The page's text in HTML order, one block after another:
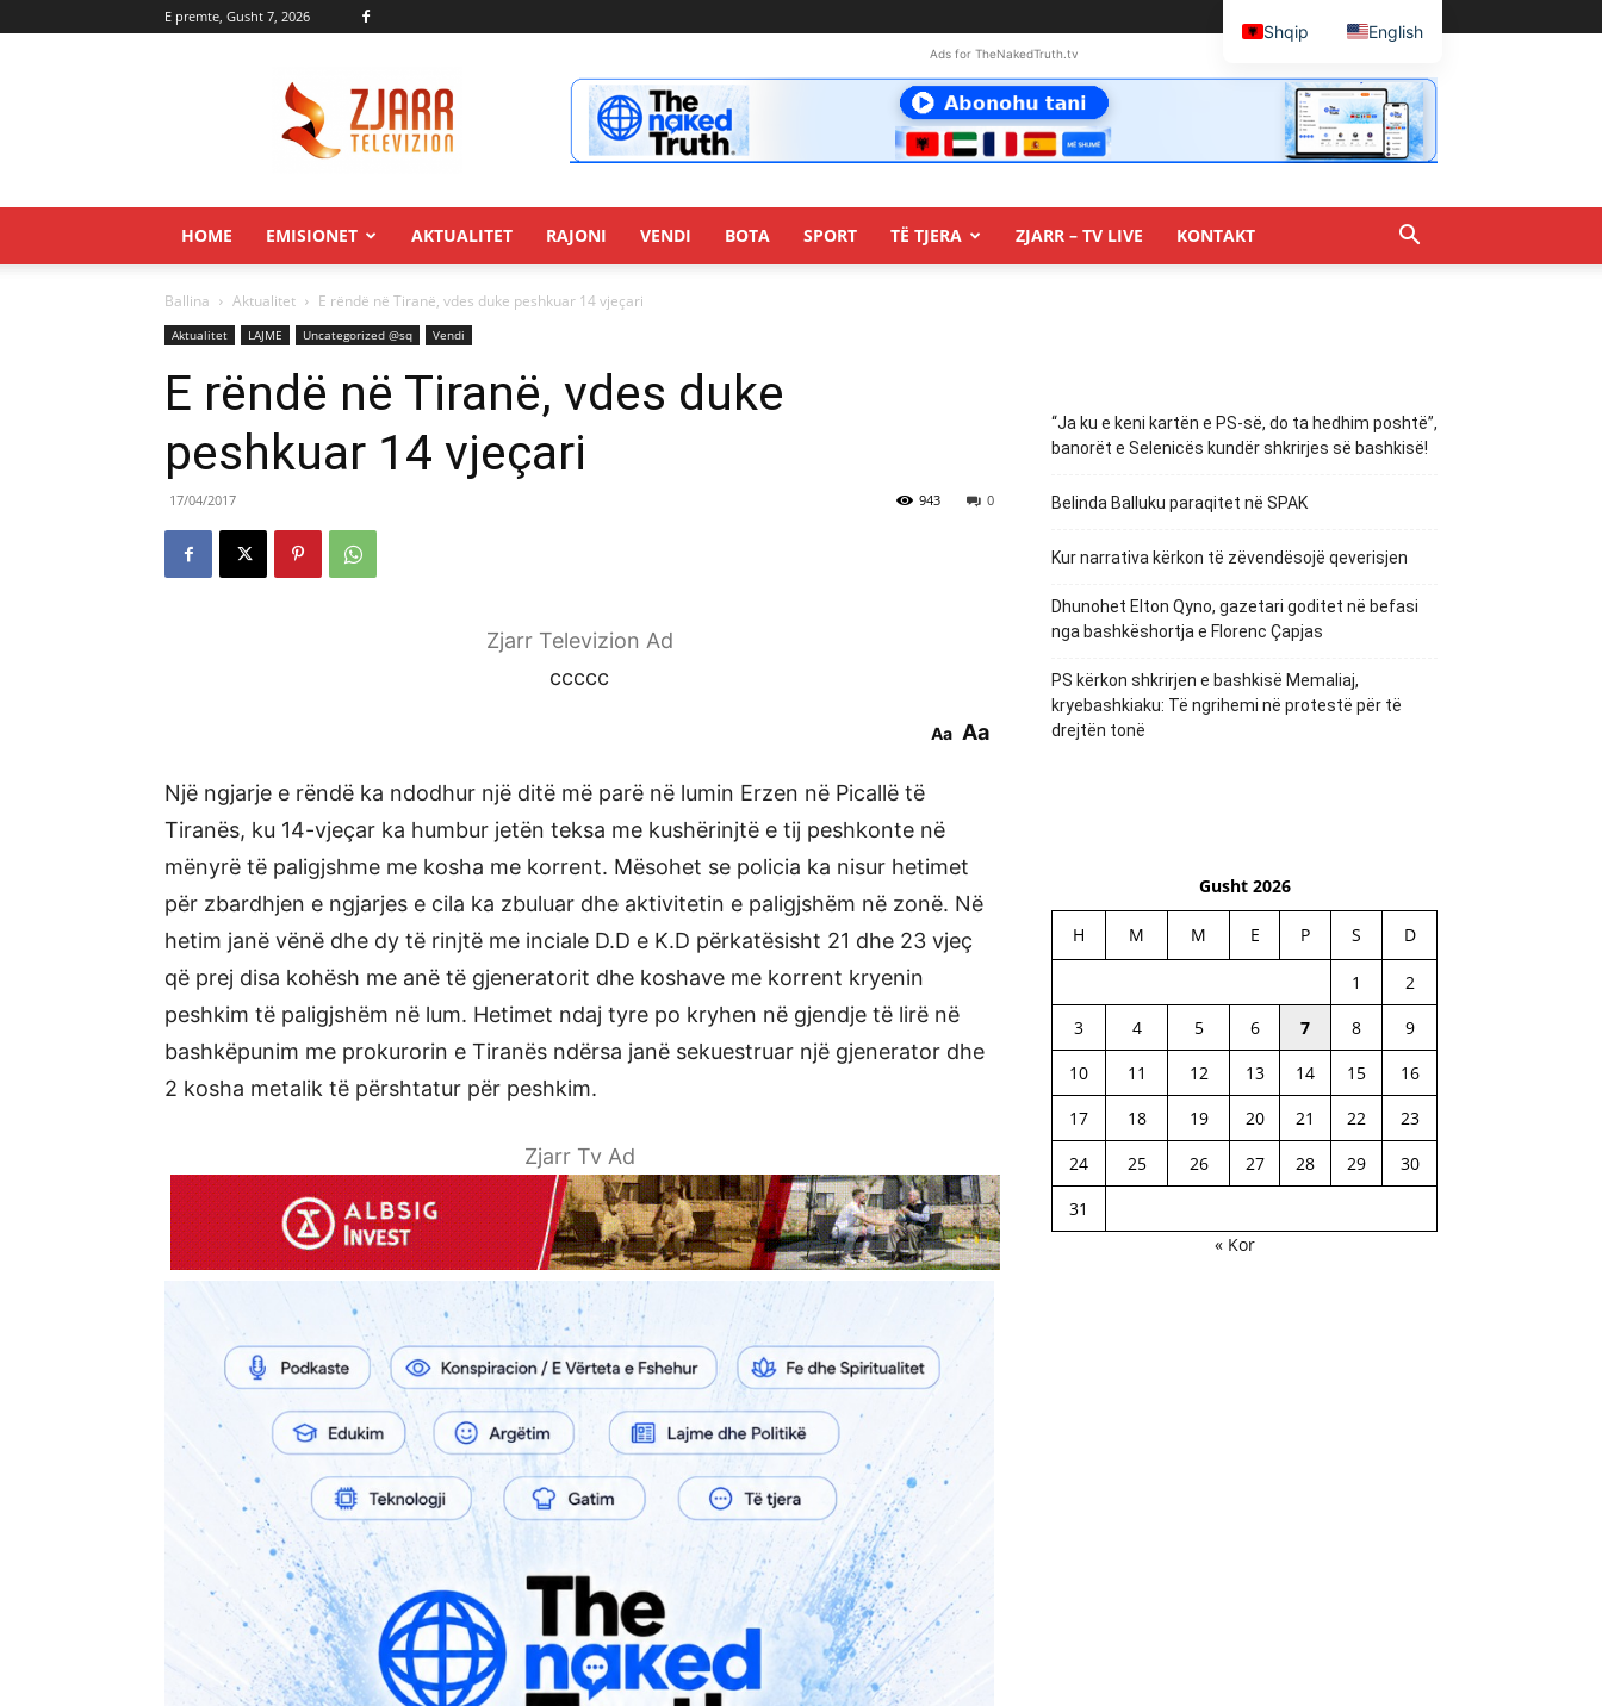
E premte, Gusht 7, 2026
Ads for TheNakedTruth.tv
HOME EMISIONET AKTUALITET RAJONI VENDI BOTA SPORT TË TJERA ZJARR – TV LIVE KONTAKT
Ballina Aktualitet E rëndë në Tiranë, vdes duke peshkuar 14 vjeçari
Aktualitet LAJME Uncategorized @sq Vendi
E rëndë në Tiranë, vdes duke
peshkuar 14 vjeçari
17/04/2017 0
943
Zjarr Televizion Ad
ccccc
Aa Aa
Një ngjarje e rëndë ka ndodhur një ditë më parë në lumin Erzen në Picallë të
Tiranës, ku 14-vjeçar ka humbur jetën teksa me kushërinjtë e tij peshkonte në
mënyrë të paligjshme me kosha me korrent. Mësohet se policia ka nisur hetimet
për zbardhjen e ngjarjes e cila ka zbuluar dhe aktivitetin e paligjshëm në zonë. Në
hetim janë vënë dhe dy të rinjtë me inciale D.D e K.D përkatësisht 21 dhe 23 vjeç
që prej disa kohësh me anë të gjeneratorit dhe koshave me korrent kryenin
peshkim të paligjshëm në lum. Hetimet ndaj tyre po kryhen në gjendje të lirë në
bashkëpunim me prokurorin e Tiranës ndërsa janë sekuestruar një gjenerator dhe
2 kosha metalik të përshtatur për peshkim.
Zjarr Tv Ad
“Ja ku e keni kartën e PS-së, do ta hedhim poshtë”,
banorët e Selenicës kundër shkrirjes së bashkisë!
Belinda Balluku paraqitet në SPAK
Kur narrativa kërkon të zëvendësojë qeverisjen
Dhunohet Elton Qyno, gazetari goditet në befasi
nga bashkëshortja e Florenc Çapjas
PS kërkon shkrirjen e bashkisë Memaliaj,
kryebashkiaku: Të ngrihemi në protestë për të
drejtën tonë
Gusht 2026
H M M E P S D
1
2
3
4 5 6 7 8
9
10
11 12 13 14 15
16
17
18 19 20 21 22
23
24
25 26 27 28 29
30
31
« Kor
Shqip English